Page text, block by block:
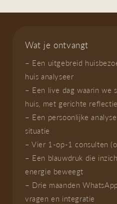
Wat je ontvangt
– Een uitgebreid
huis analyseer
– Een live dag waarin we
huis, met gerichte
– Een persoonlijke
situatie
– Vier 1-op-1 consulten
– Een blauwdruk die
energie beweegt
– Drie maanden
vragen en integratie